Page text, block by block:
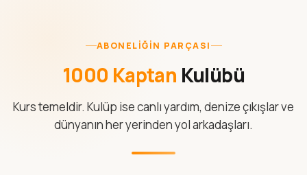
ABONELIĞIN PARÇASI
1000 Kaptan Kulübü
Kurs temeldir. Kulüp ise canlı yardım, denize çıkışlar ve
dünyanın her yerinden yol arkadaşları.